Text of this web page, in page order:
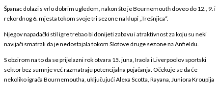
Španac dolazi s vrlo dobrim ugledom, nakon što je Bournemouth doveo do 12., 9. i
rekordnog 6. mjesta tokom svoje tri sezone na klupi „Trešnjica“.
Njegov napadački stil igre trebao bi donijeti zabavu i atraktivnost za koju su neki
navijači smatrali da je nedostajala tokom Slotove druge sezone na Anfieldu.
S obzirom na to da se prijelazni rok otvara 15. juna, Iraola i Liverpoolov sportski
sektor bez sumnje već razmatraju potencijalna pojačanja. Očekuje se da će
nekoliko igrača Bournemoutha, uključujući Alexa Scotta, Rayana, Juniora Kroupija